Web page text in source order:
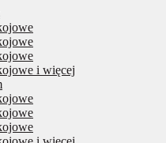
i więcej